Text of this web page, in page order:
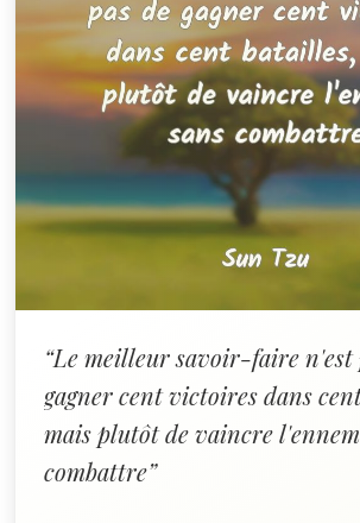
“Le meilleur savoir-faire n'est
gagner cent victoires dans
mais plutôt de vaincre
combattre”